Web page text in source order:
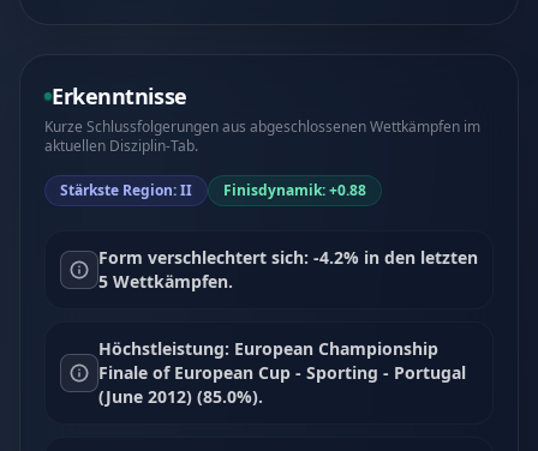
Erkenntnisse
Kurze Schlussfolgerungen aus abgeschlossenen Wettkämpfen im
aktuellen Disziplin-Tab.
Stärkste Region: II Finisdynamik: +0.88
Form verschlechtert sich: -4.2% in den letzten
5 Wettkämpfen.
Höchstleistung: European Championship
Finale of European Cup - Sporting - Portugal
(June 2012) (85.0%).